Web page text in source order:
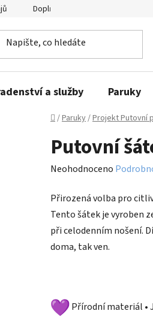
Doplňující informace
a služby Paruky
Domů
/Paruky/Projekt Putovní
Putovní
Průměrné
produktu
je
0,0
z
Neohodnoceno
Přirozená volba pro
Tento šátek je vyroben
při celodenním nošení.
doma, tak ven.
Přírodní materiál •